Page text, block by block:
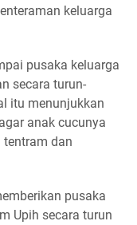
keluarga
pusaka keluarga
secara turun-
itu menunjukkan
anak cucunya
dan
pusaka
Upih secara turun